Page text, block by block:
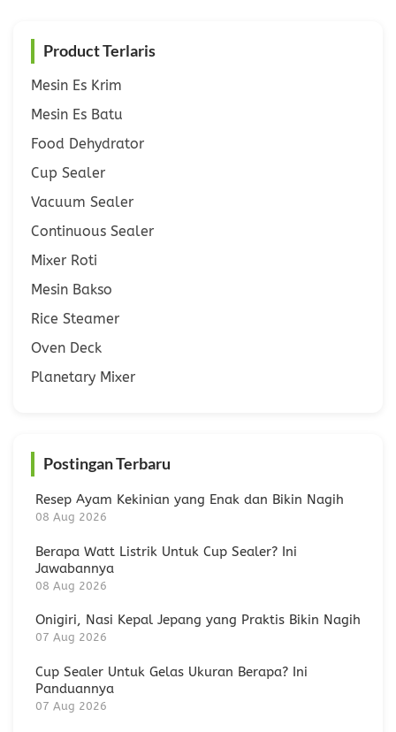
Product Terlaris
Mesin Es Krim
Mesin Es Batu
Food Dehydrator
Cup Sealer
Vacuum Sealer
Continuous Sealer
Mixer Roti
Mesin Bakso
Rice Steamer
Oven Deck
Planetary Mixer
Postingan Terbaru
Resep Ayam Kekinian yang Enak dan Bikin Nagih
08 Aug 2026
Berapa Watt Listrik Untuk Cup Sealer? Ini
Jawabannya
08 Aug 2026
Onigiri, Nasi Kepal Jepang yang Praktis Bikin Nagih
07 Aug 2026
Cup Sealer Untuk Gelas Ukuran Berapa? Ini
Panduannya
07 Aug 2026